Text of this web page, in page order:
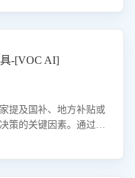
-[VOC AI]
提及国补、地方补贴或
策的关键因素。通过AI
GMV。